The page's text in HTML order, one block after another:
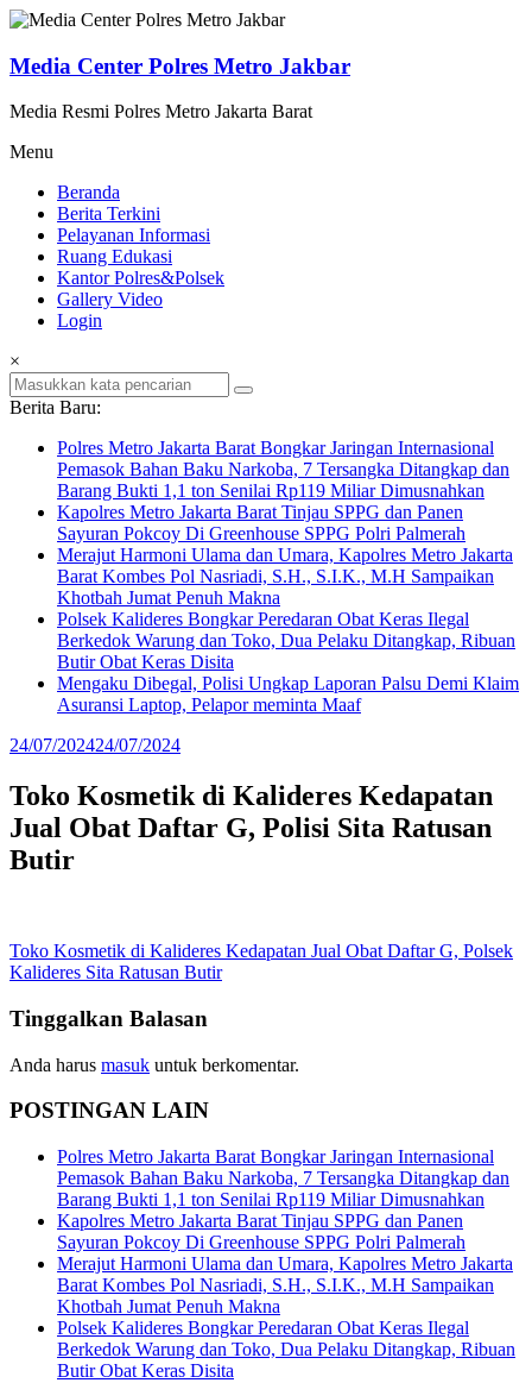
Lompat
konten
Media Center Polres Metro Jakbar
Media Resmi Polres Metro Jakarta Barat
Menu
Beranda
Berita Terkini
Pelayanan Informasi
Ruang Edukasi
Kantor Polres&Polsek
Gallery Video
Login
×
Berita Baru:
Polres Metro Jakarta Barat Bongkar Jaringan Internasional
Pemasok Bahan Baku Narkoba, 7 Tersangka Ditangkap dan
Barang Bukti 1,1 ton Senilai Rp119 Miliar Dimusnahkan
Kapolres Metro Jakarta Barat Tinjau SPPG dan Panen
Sayuran Pokcoy Di Greenhouse SPPG Polri Palmerah
Merajut Harmoni Ulama dan Umara, Kapolres Metro Jakarta
Barat Kombes Pol Nasriadi, S.H., S.I.K., M.H Sampaikan
Khotbah Jumat Penuh Makna
Polsek Kalideres Bongkar Peredaran Obat Keras Ilegal
Berkedok Warung dan Toko, Dua Pelaku Ditangkap, Ribuan
Butir Obat Keras Disita
Mengaku Dibegal, Polisi Ungkap Laporan Palsu Demi Klaim
Asuransi Laptop, Pelapor meminta Maaf
24/07/202424/07/2024
Toko Kosmetik di Kalideres Kedapatan
Jual Obat Daftar G, Polisi Sita Ratusan
Butir
Navigasi
pos
Toko Kosmetik di Kalideres Kedapatan Jual Obat Daftar G, Polsek
Kalideres Sita Ratusan Butir
Tinggalkan Balasan
Anda harus masuk untuk berkomentar.
POSTINGAN LAIN
Polres Metro Jakarta Barat Bongkar Jaringan Internasional
Pemasok Bahan Baku Narkoba, 7 Tersangka Ditangkap dan
Barang Bukti 1,1 ton Senilai Rp119 Miliar Dimusnahkan
Kapolres Metro Jakarta Barat Tinjau SPPG dan Panen
Sayuran Pokcoy Di Greenhouse SPPG Polri Palmerah
Merajut Harmoni Ulama dan Umara, Kapolres Metro Jakarta
Barat Kombes Pol Nasriadi, S.H., S.I.K., M.H Sampaikan
Khotbah Jumat Penuh Makna
Polsek Kalideres Bongkar Peredaran Obat Keras Ilegal
Berkedok Warung dan Toko, Dua Pelaku Ditangkap, Ribuan
Butir Obat Keras Disita